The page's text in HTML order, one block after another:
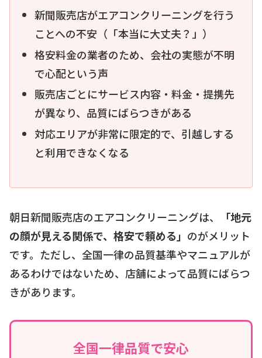
新聞販売店がエアコンクリーニングを行う
ことへの不安（「本当に大丈夫？」）
格安料金の業者のため、会社の実態が不明
で心配という声
販売店ごとにサービス内容・料金・提携先
が異なり、品質にばらつきがある
対応エリアが非常に限定的で、引越しする
と利用できなくなる
朝日新聞販売店のエアコンクリーニングは、
「地元
の顔が見える関係で、格安で頼める」 のがメリット
です。ただし、全国一律の品質基準やマニュアルが
あるわけではないため、店舗によって品質にばらつ
きがあります。
全国一律品質で安心